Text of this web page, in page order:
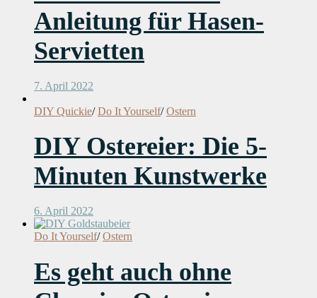
Anleitung für Hasen-
Servietten
7. April 2022
DIY Quickie/ Do It Yourself/ Ostern
DIY Ostereier: Die 5-
Minuten Kunstwerke
6. April 2022
Do It Yourself/ Ostern
Es geht auch ohne